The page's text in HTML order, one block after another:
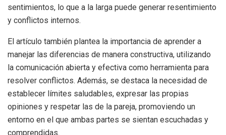
sentimientos, lo que a la larga puede generar resentimiento
y conflictos internos.
El artículo también plantea la importancia de aprender a
manejar las diferencias de manera constructiva, utilizando
la comunicación abierta y efectiva como herramienta para
resolver conflictos. Además, se destaca la necesidad de
establecer límites saludables, expresar las propias
opiniones y respetar las de la pareja, promoviendo un
entorno en el que ambas partes se sientan escuchadas y
comprendidas.